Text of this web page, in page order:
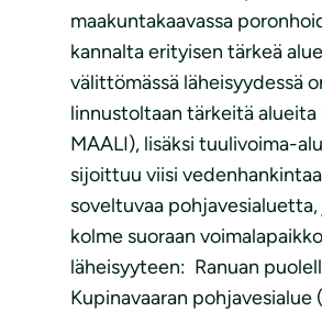
maakuntakaavassa
kannalta erityisen tärkeä
välittömässä läheisyydessä
linnustoltaan tärkeitä alueita
MAALI), lisäksi tuulivoima-
sijoittuu viisi
soveltuvaa
kolme suoraan
läheisyyteen: Ranuan
Kupinavaaran pohjavesialue